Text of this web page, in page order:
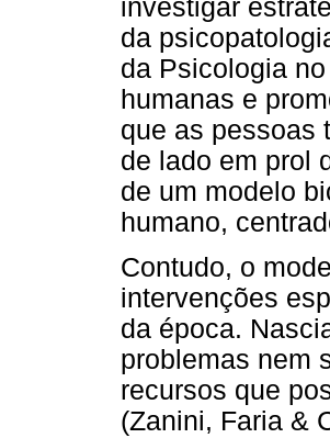
investigar
da
da Psicologia
humanas e
que as pessoas
de lado em prol
de um modelo
humano,
Contudo, o
intervenções
da época.
problemas nem
recursos que
(Zanini, Faria &